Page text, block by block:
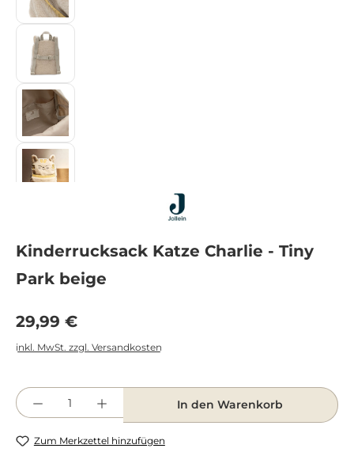
Kinderrucksack Katze Charlie - Tiny
Park beige
Regulärer Preis:
29,99 €
inkl. MwSt. zzgl. Versandkosten
Produkt Anzahl: Gib den gewünschten
In den Warenkorb
Zum Merkzettel hinzufügen